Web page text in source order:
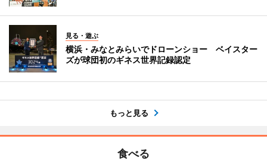
見る・遊ぶ
横浜・みなとみらいでドローンショー ベイスター
ズが球団初のギネス世界記録認定
もっと見る
食べる